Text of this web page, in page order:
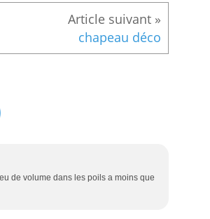
chapeau déco
de volume dans les poils a moins que